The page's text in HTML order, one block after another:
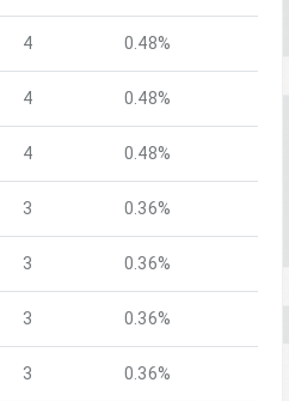
4 0.48%
4 0.48%
4 0.48%
3 0.36%
3 0.36%
3 0.36%
3 0.36%